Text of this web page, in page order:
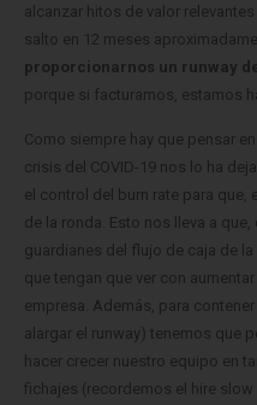
alcanzar hitos de valor
salto en 12 meses
proporcionarnos un runway
porque si facturamos, estamos
Como siempre hay que pensar
crisis del COVID-19 nos lo ha
el control del burn rate para que,
de la ronda. Esto nos lleva a
guardianes del flujo de caja de
que tengan que ver con
empresa. Además, para
alargar el runway) tenemos que
hacer crecer nuestro equipo en
fichajes (recordemos el hire